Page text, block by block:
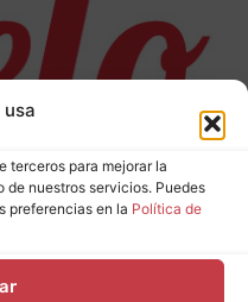
usa
terceros para mejorar la
de nuestros servicios. Puedes
preferencias en la Política de